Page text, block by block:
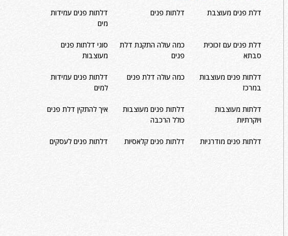
דלת פנים מעוצבת דלתות פנים
דלתות פנים עמידות
מים
דלת פנים עם זכוכית
סבתא
כמה עולה התקנת דלת
פנים
סוגי דלתות פנים
מעוצבות
דלתות פנים מעוצבות
במרכז
כמה עולה דלת פנים
דלתות פנים עמידות
למים
דלתות מעוצבות
ויוקרתיות
דלתות פנים מעוצבות
כולל הרכבה
איך להתקין דלת פנים
דלתות פנים מודרניות דלתות פנים קלאסיות דלתות פנים לעסקים